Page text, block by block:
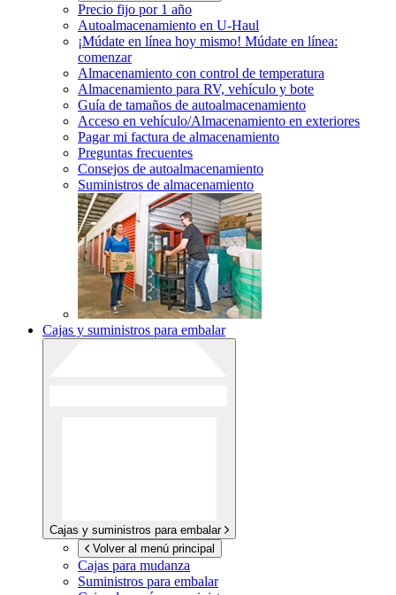
Precio fijo por 1 año
Autoalmacenamiento en U-Haul
¡Múdate en línea hoy mismo! Múdate en línea:
comenzar
Almacenamiento con control de temperatura
Almacenamiento para RV, vehículo y bote
Guía de tamaños de autoalmacenamiento
Acceso en vehículo/Almacenamiento en exteriores
Pagar mi factura de almacenamiento
Preguntas frecuentes
Consejos de autoalmacenamiento
Suministros de almacenamiento
Cajas y suministros para embalar
Cajas y suministros para embalar
Volver al menú principal
Cajas para mudanza
Suministros para embalar